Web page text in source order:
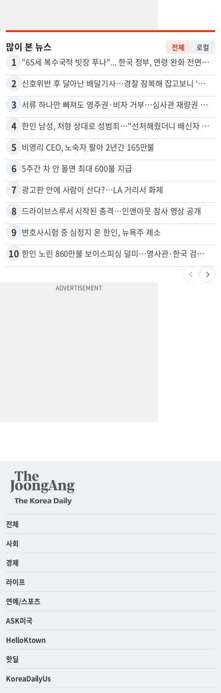
1 "65세 복수국적 빗장 푸나"... 한국 정부, 연령 완화 전면 추진
2 신호위반 후 달아난 배달기사…경찰 잠복해 잡고보니 ‘반전’
3 서류 하나만 빠져도 영주권·비자 거부…심사관 재량권 대폭 확대
4
5 비영리 CEO, 노숙자 팔아 2년간 165만불
6 5주간 차 안 몰면 최대 600불 지급
7 광고판 안에 사람이 산다?…LA 거리서 화제
8 드라이브스루서 시작된 총격…인앤아웃 참사 영상 공개
9 변호사시험 중 심정지 온 한인, 뉴욕주 제소
한인 노린 860만불 보이스피싱 덜미…영사관·한국 검찰 사칭
전체
사회
경제
라이프
연예/스포츠
ASK미국
HelloKtown
핫딜